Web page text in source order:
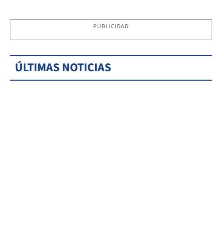
PUBLICIDAD
ÚLTIMAS NOTICIAS